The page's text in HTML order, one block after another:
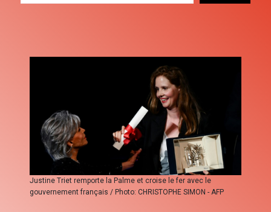
Justine Triet remporte la Palme et croise le fer avec le
gouvernement français / Photo: CHRISTOPHE SIMON - AFP